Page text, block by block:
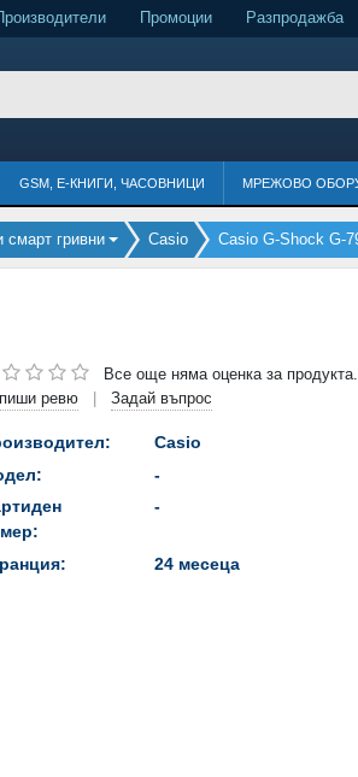
Промоции Разпродажба
GSM, Е-КНИГИ, ЧАСОВНИЦИ МРЕЖОВО
смарт гривни Casio Casio G-Shock G-
Все още няма оценка за продукта.
ревю
Задай въпрос
Casio
-
-
24 месеца